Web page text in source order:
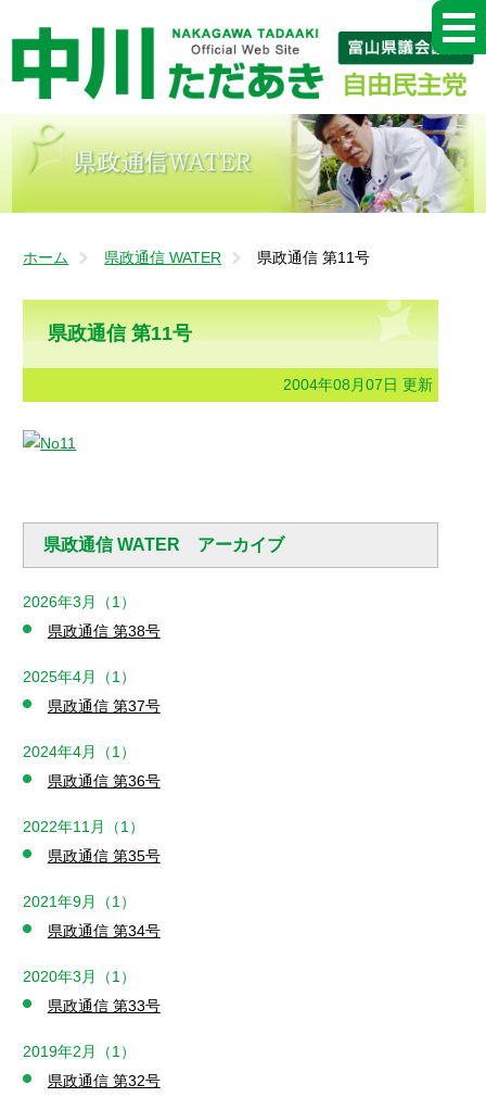
ホーム 県政通信 WATER 県政通信 第11号
県政通信 第11号
2004年08月07日 更新
県政通信 WATER アーカイブ
2026年3月（1）
県政通信 第38号
2025年4月（1）
県政通信 第37号
2024年4月（1）
県政通信 第36号
2022年11月（1）
県政通信 第35号
2021年9月（1）
県政通信 第34号
2020年3月（1）
県政通信 第33号
2019年2月（1）
県政通信 第32号